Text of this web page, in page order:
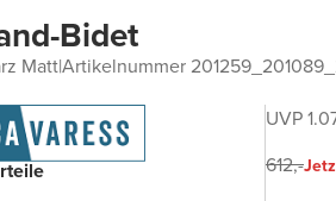
Bidet
Matt|Artikelnummer
UVP
612,-